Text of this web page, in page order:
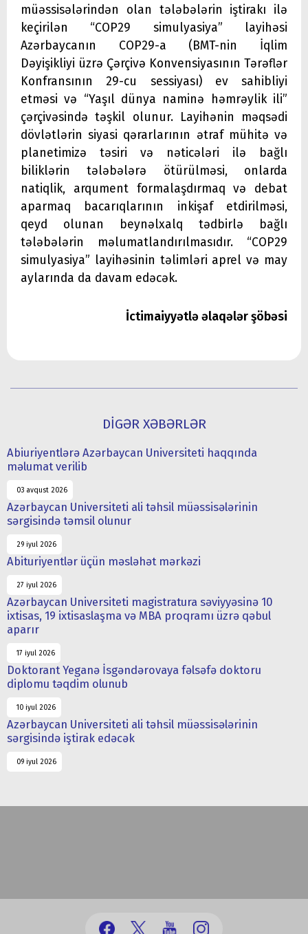
müəssisələrindən olan tələbələrin iştirakı ilə
keçirilən “COP29 simulyasiya” layihəsi
Azərbaycanın COP29-a (BMT-nin İqlim
Dəyişikliyi üzrə Çərçivə Konvensiyasının Tərəflər
Konfransının 29-cu sessiyası) ev sahibliyi
etməsi və “Yaşıl dünya naminə həmrəylik ili”
çərçivəsində təşkil olunur. Layihənin məqsədi
dövlətlərin siyasi qərarlarının ətraf mühitə və
planetimizə təsiri və nəticələri ilə bağlı
biliklərin tələbələrə ötürülməsi, onlarda
natiqlik, arqument formalaşdırmaq və debat
aparmaq bacarıqlarının inkişaf etdirilməsi,
qeyd olunan beynəlxalq tədbirlə bağlı
tələbələrin məlumatlandırılmasıdır. “COP29
simulyasiya” layihəsinin təlimləri aprel və may
aylarında da davam edəcək.
İctimaiyyətlə əlaqələr şöbəsi
DİGƏR XƏBƏRLƏR
Abiuriyentlərə Azərbaycan Universiteti haqqında
məlumat verilib
03 avqust 2026
Azərbaycan Universiteti ali təhsil müəssisələrinin
sərgisində təmsil olunur
29 iyul 2026
Abituriyentlər üçün məsləhət mərkəzi
27 iyul 2026
Azərbaycan Universiteti magistratura səviyyəsinə 10
ixtisas, 19 ixtisaslaşma və MBA proqramı üzrə qəbul
aparır
17 iyul 2026
Doktorant Yeganə İsgəndərovaya fəlsəfə doktoru
diplomu təqdim olunub
10 iyul 2026
Azərbaycan Universiteti ali təhsil müəssisələrinin
sərgisində iştirak edəcək
09 iyul 2026